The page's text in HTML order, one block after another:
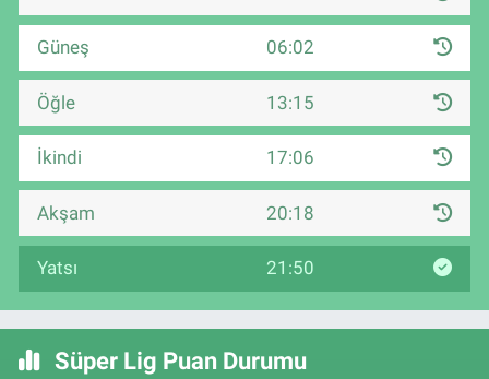
Güneş 06:02
Öğle 13:15
İkindi 17:06
Akşam 20:18
Yatsı 21:50
Süper Lig Puan Durumu